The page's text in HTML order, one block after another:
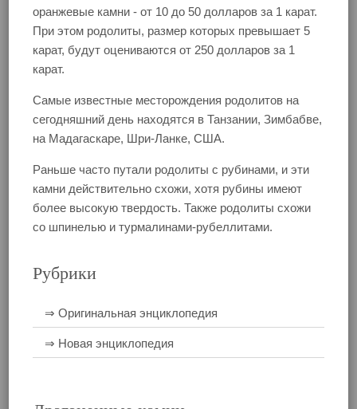
оранжевые камни - от 10 до 50 долларов за 1 карат.
При этом родолиты, размер которых превышает 5
карат, будут оцениваются от 250 долларов за 1
карат.
Самые известные месторождения родолитов на
сегодняшний день находятся в Танзании, Зимбабве,
на Мадагаскаре, Шри-Ланке, США.
Раньше часто путали родолиты с рубинами, и эти
камни действительно схожи, хотя рубины имеют
более высокую твердость. Также родолиты схожи
со шпинелью и турмалинами-рубеллитами.
Рубрики
⇒ Оригинальная энциклопедия
⇒ Новая энциклопедия